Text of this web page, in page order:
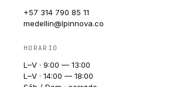
+57 314 790 85 11
medellin@lpinnova.co
HORARIO
L–V · 9:00 — 13:00
L–V · 14:00 — 18:00